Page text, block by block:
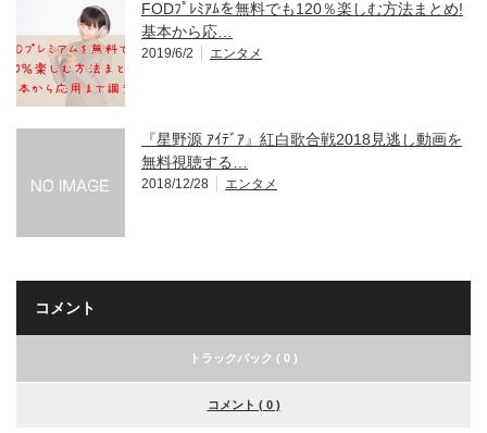
FODﾌﾟﾚﾐｱﾑを無料でも120％楽しむ方法まとめ!
基本から応…
2019/6/2 エンタメ
『星野源 ｱｲﾃﾞｱ』紅白歌合戦2018見逃し動画を
無料視聴する…
2018/12/28 エンタメ
コメント
トラックバック ( 0 )
コメント ( 0 )